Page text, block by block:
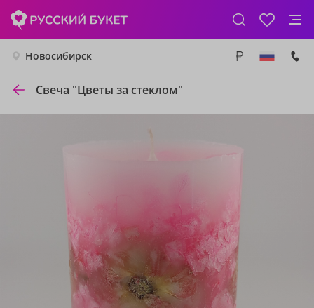
Новосибирск
Свеча "Цветы за стеклом"